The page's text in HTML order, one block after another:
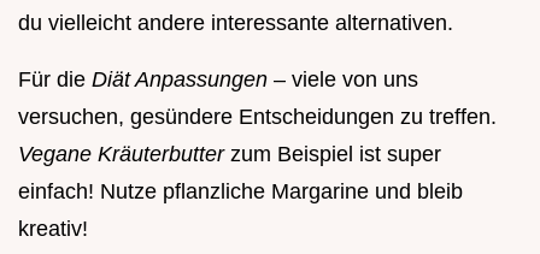
du vielleicht andere interessante alternativen.
Für die Diät Anpassungen – viele von uns
versuchen, gesündere Entscheidungen zu treffen.
Vegane Kräuterbutter zum Beispiel ist super
einfach! Nutze pflanzliche Margarine und bleib
kreativ!